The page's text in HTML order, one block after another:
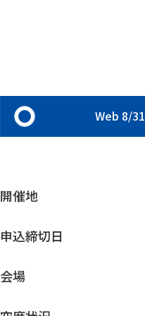
Web 8/31
開催地
申込締切日
会場